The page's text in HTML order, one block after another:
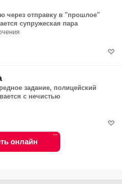
через отправку в "прошлое"
супружеская пара
задание, полицейский
с нечистью
•••
онлайн